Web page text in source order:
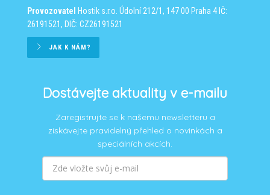
Provozovatel
Hostik s.r.o. Údolní 212/1, 147 00 Praha 4 IČ:
26191521, DIČ: CZ26191521
JAK K NÁM?
Dostávejte aktuality v e-mailu
Zaregistrujte se k našemu newsletteru a
získávejte pravidelný přehled o novinkách a
speciálních akcích.